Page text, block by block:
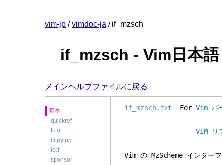
vim-jp /vimdoc-ja / if_mzsch
if_mzsch - Vim日本
メインヘルプファイルに戻る
基本
quickref
tutor
copying
iccf
sponsor
if_mzsch.txt For Vim バ
VIM リファレン
Vim の